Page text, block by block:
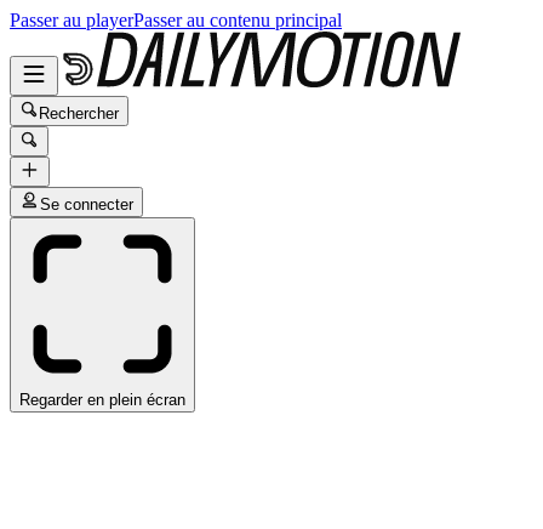
Passer au playerPasser au contenu principal
Rechercher
Se connecter
Regarder en plein écran